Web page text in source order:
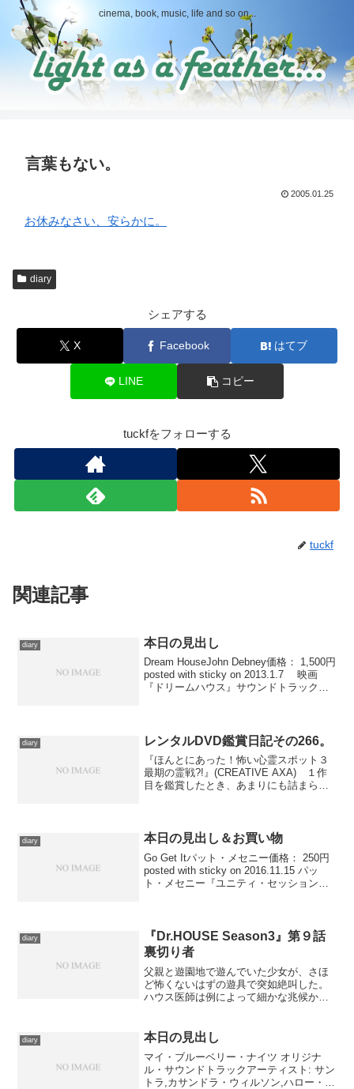
cinema, book, music, life and so on...
言葉もない。
2005.01.25
お休みなさい、安らかに。
diary
シェアする
X Facebook はてブ
LINE コピー
tuckfをフォローする
tuckf
関連記事
diary 本日の見出し
Dream HouseJohn Debney価格： 1,500円
posted with sticky on 2013.1.7 映画
『ドリームハウス』サウンドトラックよ
diary レンタルDVD鑑賞日記その266。
『ほんとにあった！怖い心霊スポット３
最期の霊戦?!』(CREATIVE AXA) １作
目を鑑賞したとき、あまりにも詰まらな
で、映画...
diary 本日の見出し＆お買い物
Go Get Itパット・メセニー価格： 250円
posted with sticky on 2016.11.15 パッ
ト・メセニー『ユニティ・セッション
diary
『Dr.HOUSE Season3』第９話
裏切り者
父親と遊園地で遊んでいた少女が、さほ
ど怖くないはずの遊具で突如絶叫した。
ハウス医師は例によって細かな兆候から
は少女の両親が険悪な関係にあり、治療
のたびに意見が対立するこ...
diary 本日の見出し
マイ・ブルーベリー・ナイツ オリジナ
ル・サウンドトラックアーティスト: サン
トラ,カサンドラ・ウィルソン,ハロー・ス